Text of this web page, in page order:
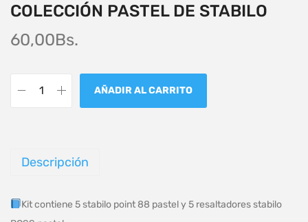
COLECCIÓN PASTEL DE STABILO
60,00Bs.
AÑADIR AL CARRITO
Descripción
Kit contiene 5 stabilo point 88 pastel y 5 resaltadores stabilo